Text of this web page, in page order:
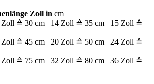
Zoll in cm
≙ 30 cm 14 Zoll ≙ 35 cm 15 Zoll ≙
≙ 45 cm 20 Zoll ≙ 50 cm 24 Zoll ≙
≙ 75 cm 32 Zoll ≙ 80 cm 36 Zoll ≙